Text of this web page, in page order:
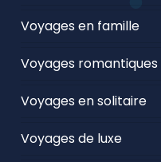
Voyages en famille
Voyages romantiques
Voyages en solitaire
Voyages de luxe